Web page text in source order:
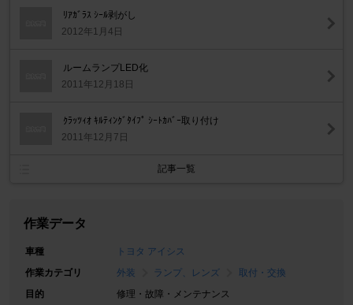
ﾘｱｶﾞﾗｽ ｼｰﾙ剥がし
2012年1月4日
ルームランプLED化
2011年12月18日
ｸﾗｯﾂｨｵ ｷﾙﾃｨﾝｸﾞﾀｲﾌﾟ ｼｰﾄｶﾊﾞｰ取り付け
2011年12月7日
記事一覧
作業データ
車種
トヨタ アイシス
作業カテゴリ
外装 ランプ、レンズ
取付・交換
目的
修理・故障・メンテナンス